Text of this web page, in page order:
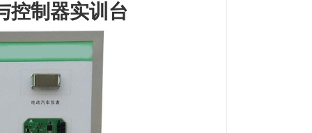
控制器实训台